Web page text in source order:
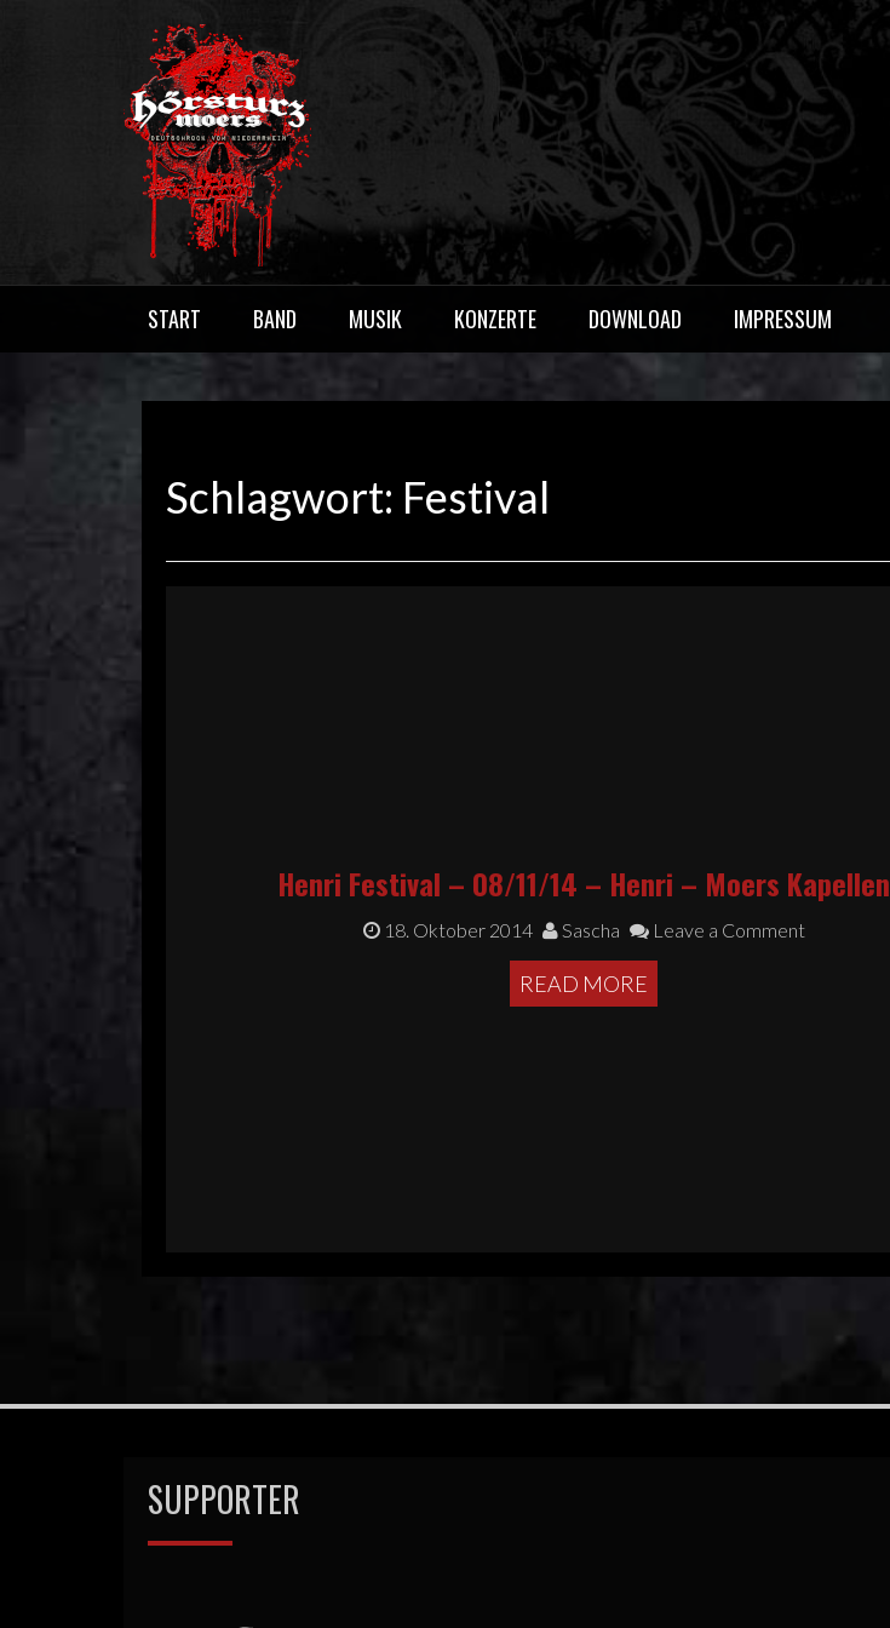
HÖRSTURZ MOERS
Deutschrock vom Niederrhein
START BAND MUSIK KONZERTE DOWNLOAD IMPRESSUM
Schlagwort: Festival
Henri Festival – 08/11/14 – Henri – Moers Kapellen
18. Oktober 2014 Sascha Leave a Comment
READ MORE
SUPPORTER